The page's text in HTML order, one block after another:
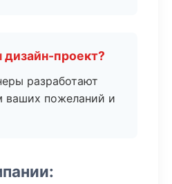
проект?
разработают
ваших пожеланий и